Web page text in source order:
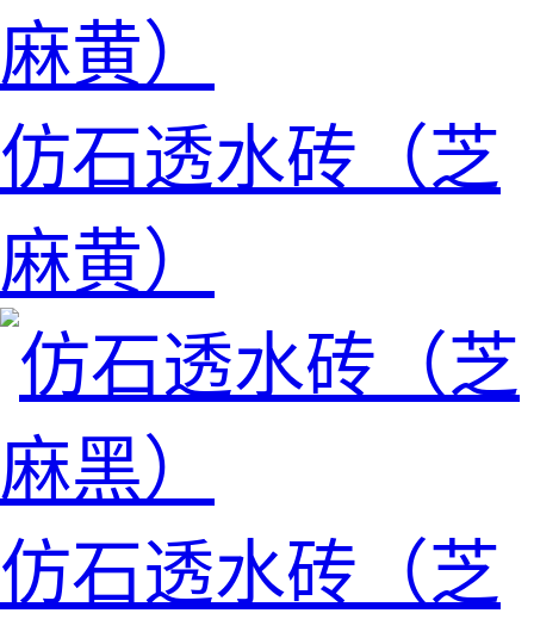
仿石透水砖（芝
麻黄）
仿石透水砖（芝